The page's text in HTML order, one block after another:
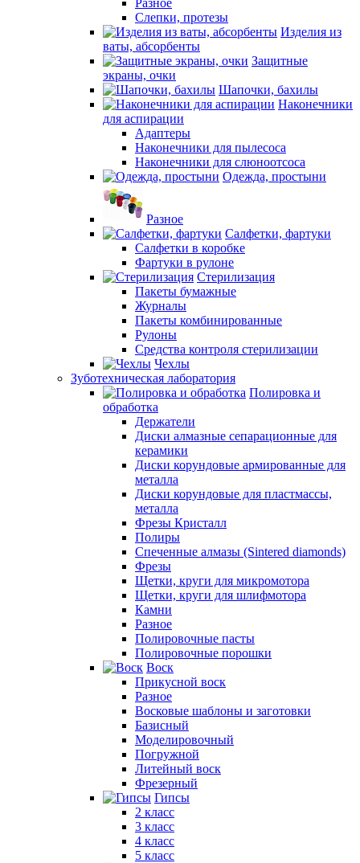
Разное
Слепки, протезы
Изделия из
ваты, абсорбенты
Защитные
экраны, очки
Шапочки, бахилы
Наконечники
для аспирации
Адаптеры
Наконечники для пылесоса
Наконечники для слюноотсоса
Одежда, простыни
Разное
Салфетки, фартуки
Салфетки в коробке
Фартуки в рулоне
Стерилизация
Пакеты бумажные
Журналы
Пакеты комбинированные
Рулоны
Средства контроля стерилизации
Чехлы
Зуботехническая лаборатория
Полировка и
обработка
Держатели
Диски алмазные сепарационные для
керамики
Диски корундовые армированные для
металла
Диски корундовые для пластмассы,
металла
Фрезы Кристалл
Полиры
Спеченные алмазы (Sintered diamonds)
Фрезы
Щетки, круги для микромотора
Щетки, круги для шлифмотора
Камни
Разное
Полировочные пасты
Полировочные порошки
Воск
Прикусной воск
Разное
Восковые шаблоны и заготовки
Базисный
Моделировочный
Погружной
Литейный воск
Фрезерный
Гипсы
2 класс
3 класс
4 класс
5 класс